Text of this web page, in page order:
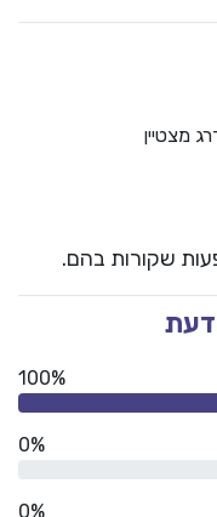
מצטיין
שקורות בהם.
דעת
100%
0%
0%